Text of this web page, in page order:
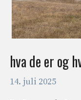
hva de er og
14. juli 2025